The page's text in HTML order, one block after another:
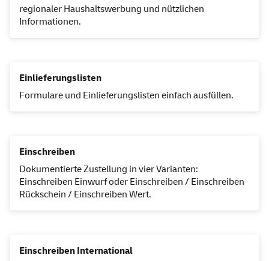
regionaler Haushaltswerbung und nützlichen
Informationen.
Einlieferungslisten
Formulare und Einlieferungslisten einfach ausfüllen.
Einschreiben
Dokumentierte Zustellung in vier Varianten:
Einschreiben Einwurf oder Einschreiben / Einschreiben
Rückschein / Einschreiben Wert.
Einschreiben International